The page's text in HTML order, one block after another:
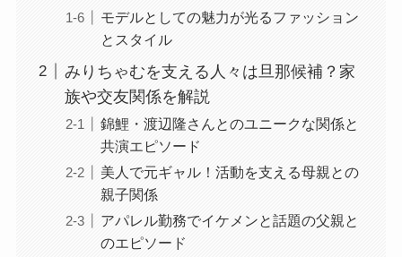
モデルとしての魅力が光るファッション
とスタイル
みりちゃむを支える人々は旦那候補？家
族や交友関係を解説
錦鯉・渡辺隆さんとのユニークな関係と
共演エピソード
美人で元ギャル！活動を支える母親との
親子関係
アパレル勤務でイケメンと話題の父親と
のエピソード